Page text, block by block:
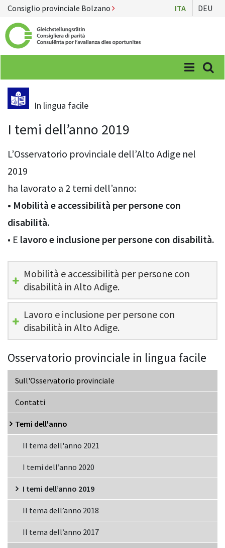
Consiglio provinciale Bolzano ITA DEU
Menü
In lingua facile
I temi dell’anno 2019
L’Osservatorio provinciale dell’Alto Adige nel
2019
ha lavorato a 2 temi dell’anno:
• Mobilità e accessibilità per persone con
disabilità.
• E lavoro e inclusione per persone con disabilità.
Mobilità e accessibilità per persone con
disabilità in Alto Adige.
Lavoro e inclusione per persone con
disabilità in Alto Adige.
Osservatorio provinciale in lingua facile
Sull'Osservatorio provinciale
Contatti
Temi dell'anno
Il tema dell'anno 2021
I temi dell’anno 2020
I temi dell’anno 2019
Il tema dell’anno 2018
Il tema dell’anno 2017